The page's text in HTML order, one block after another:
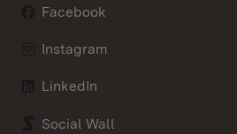
Facebook
Instagram
LinkedIn
Social Wall